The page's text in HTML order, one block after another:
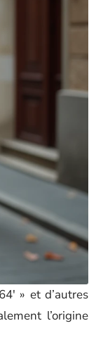
» et d’autres
l’origine